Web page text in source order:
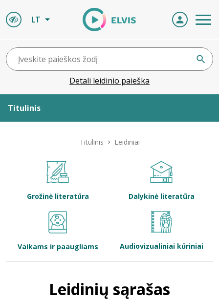
LT
Detali leidinio paieška
Titulinis
Bibliotekoms
Titulinis Leidiniai
Grožinė literatūra Dalykinė literatūra
Vaikams ir paaugliams Audiovizualiniai kūriniai
Leidinių sąrašas